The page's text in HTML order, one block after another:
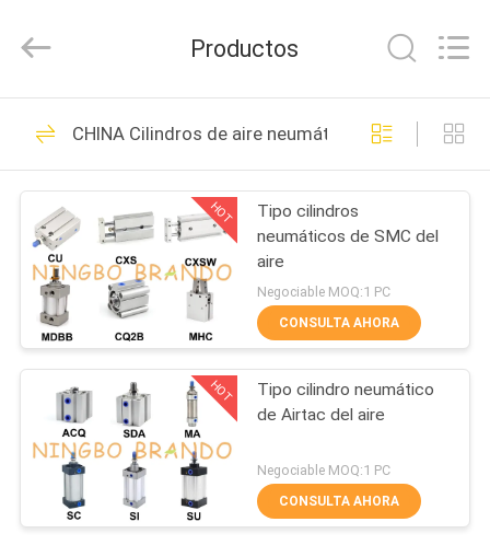
CASA
PRODUCTOS
SOBRE
NOSOTROS
RECORRIDO
POR
FÁBRICA
Hardware
Rights
Válvula neumática
del cilindro
228
Válvula neumática
del pulso
43
Productos
CHINA Cilindros de aire neumática
HOT
Tipo cilindros
neumáticos de SMC del
aire
Negociable MOQ:1 PC
CONSULTA AHORA
HOT
Tipo cilindro neumático
de Airtac del aire
Negociable MOQ:1 PC
CONSULTA AHORA